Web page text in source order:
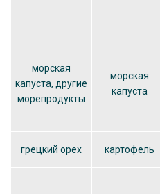
морская
капуста, другие
морепродукты
морская
капуста
грецкий орех картофель